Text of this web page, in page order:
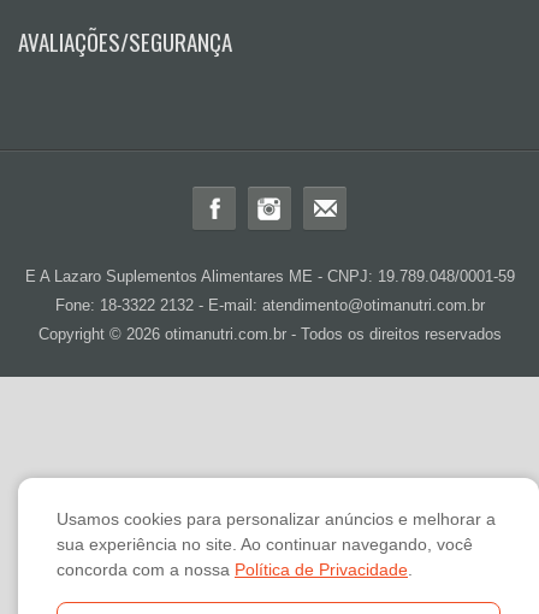
AVALIAÇÕES/SEGURANÇA
E A Lazaro Suplementos Alimentares ME - CNPJ: 19.789.048/0001-59
Fone: 18-3322 2132 - E-mail: atendimento@otimanutri.com.br
Copyright © 2026 otimanutri.com.br - Todos os direitos reservados
Usamos cookies para personalizar anúncios e melhorar a
sua experiência no site. Ao continuar navegando, você
concorda com a nossa Política de Privacidade